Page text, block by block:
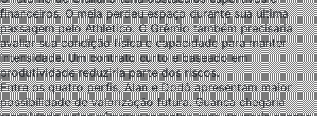
financeiros. O meia perdeu espaço durante sua última
passagem pelo Athletico. O Grêmio também precisaria
avaliar sua condição física e capacidade para manter
intensidade. Um contrato curto e baseado em
produtividade reduziria parte dos riscos.
Entre os quatro perfis, Alan e Dodô apresentam maior
possibilidade de valorização futura. Guanca chegaria